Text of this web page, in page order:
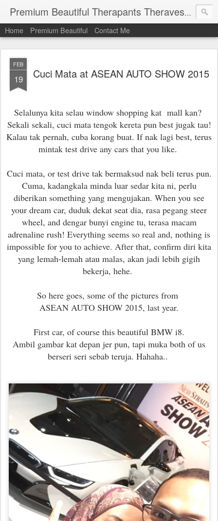
Premium Beautiful Therapants Theravest by Naa Kamaruddin
Home Premium Beautiful Contact Me
FEB
19 Cuci Mata at ASEAN AUTO SHOW 2015
Selalunya kita selau window shopping kat mall kan?
Sekali sekali, cuci mata tengok kereta pun best jugak tau!
Kalau tak pernah, cuba korang buat. If nak lagi best, terus
mintak test drive any cars that you like.
Cuci mata, or test drive tak bermaksud nak beli terus pun.
Cuma, kadangkala minda luar sedar kita ni, perlu
diberikan something yang mengujakan. When you see
your dream car, duduk dekat seat dia, rasa pegang steer
wheel, and dengar bunyi engine tu, terasa macam
adrenaline rush! Everything seems so real and, nothing is
impossible for you to achieve. After that, confirm diri kita
yang lemah-lemah atau malas, akan jadi lebih gigih
bekerja, hehe.
So here goes, some of the pictures from
ASEAN AUTO SHOW 2015, last year.
First car, of course this beautiful BMW i8.
Ambil gambar kat depan jer pun, tapi muka both of us
berseri seri sebab teruja. Hahaha..